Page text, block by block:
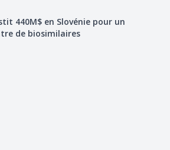
440M$ en Slovénie pour un
de biosimilaires